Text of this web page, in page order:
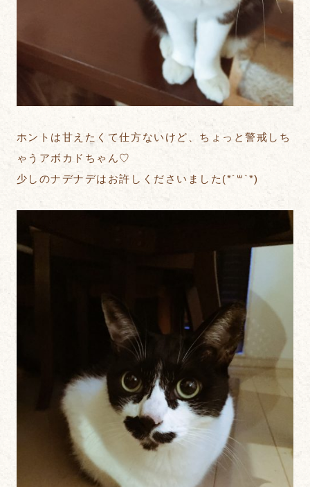
ホントは甘えたくて仕方ないけど、ちょっと警戒しち
ゃうアボカドちゃん♡
少しのナデナデはお許しくださいました(*´꒳`*)